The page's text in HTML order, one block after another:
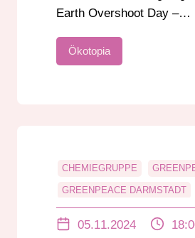
Earth Overshoot Day –…
Ökotopia
CHEMIEGRUPPE
GREENPEACE DARMSTADT
05.11.2024